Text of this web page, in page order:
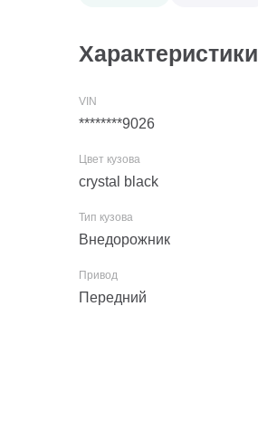
Характеристики
********9026
crystal black
Внедорожник
Передний